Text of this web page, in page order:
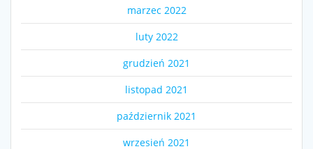
marzec 2022
luty 2022
grudzień 2021
listopad 2021
październik 2021
wrzesień 2021